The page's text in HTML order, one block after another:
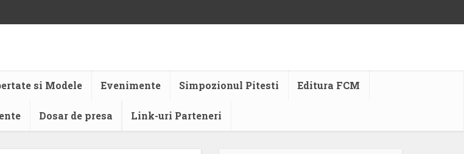
si Modele Evenimente Simpozionul Pitesti Editura FCM
Dosar de presa Link-uri Parteneri